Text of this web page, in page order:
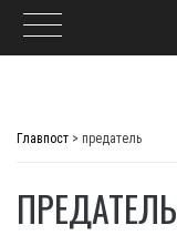
Главпост > предатель
ПРЕДАТЕЛЬ